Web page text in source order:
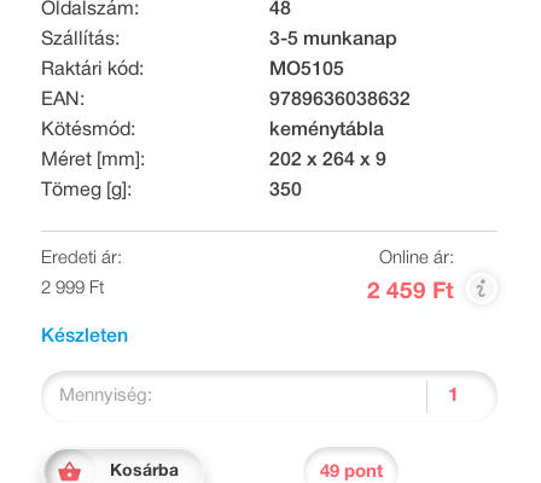
Oldalszám:
48
Szállítás:
3-5 munkanap
Raktári kód:
MO5105
EAN:
9789636038632
Kötésmód:
keménytábla
Méret [mm]:
202 x 264 x 9
Tömeg [g]:
350
Eredeti ár:
2 999 Ft
Online ár:
2 459 Ft
Készleten
Mennyiség:
Kosárba 49 pont